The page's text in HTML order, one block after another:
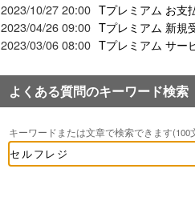
2023/10/27 20:00 Tプレミアム お支
2023/04/26 09:00 Tプレミアム 新規
2023/03/06 08:00 Tプレミアム サー
よくある質問のキーワード検索
キーワードまたは文章で検索できます(100